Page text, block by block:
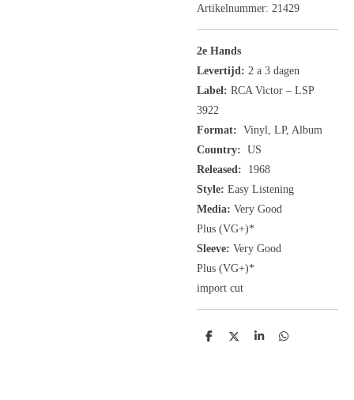
Artikelnummer: 21429
2e Hands
Levertijd: 2 a 3 dagen
Label: RCA Victor ‎– LSP
3922
Format: Vinyl, LP, Album
Country: US
Released: 1968
Style: Easy Listening
Media: Very Good
Plus (VG+)*
Sleeve: Very Good
Plus (VG+)*
import cut
D
D
S
D